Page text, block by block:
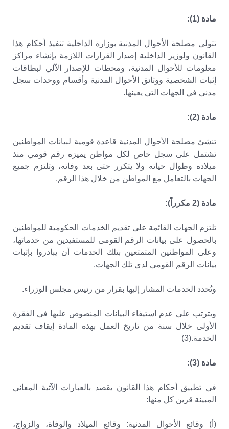
مادة (1):
تتولى مصلحة الأحوال المدنية بوزارة الداخلية تنفيذ أحكام هذا
القانون ولوزير الداخلية إصدار القرارات اللازمة بإنشاء مراكز
معلومات للأحوال المدنية، ومحطات للإصدار الآلي لبطاقات
إثبات الشخصية ووثائق الأحوال المدنية وأقسام ووحدات سجل
مدني في الجهات التي يعينها.
مادة (2):
تنشئ مصلحة الأحوال المدنية قاعدة قومية لبيانات المواطنين
تشتمل على سجل خاص لكل مواطن يميزه رقم قومي منذ
ميلاده وطوال حياته ولا يتكرر حتى بعد وفاته، وتلتزم جميع
الجهات بالتعامل مع المواطن من خلال هذا الرقم.
مادة (2 مكرراً):
تلتزم الجهات القائمة على تقديم الخدمات الحكومية للمواطنين
بالحصول على بيانات الرقم القومى للمستفيدين من خدماتها،
وعلى المواطنين المتمتعين بتلك الخدمات أن يبادروا بإثبات
بيانات الرقم القومى لدى تلك الجهات.
وتُحدد الخدمات المشار إليها بقرار من رئيس مجلس الوزراء.
ويترتب على عدم استيفاء البيانات المنصوص عليها فى الفقرة
الأولى خلال سنة من تاريخ العمل بهذه المادة إيقاف تقديم
الخدمة.(3)
مادة (3):
في تطبيق أحكام هذا القانون يقصد بالعبارات الآتية المعاني
المبينة قرين كل منها:
(أ) وقائع الأحوال المدنية: وقائع الميلاد والوفاة، والزواج،